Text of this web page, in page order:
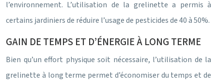
l’environnement. L’utilisation de la grelinette a permis à
certains jardiniers de réduire l’usage de pesticides de 40 à 50%.
GAIN DE TEMPS ET D’ÉNERGIE À LONG TERME
Bien qu’un effort physique soit nécessaire, l’utilisation de la
grelinette à long terme permet d’économiser du temps et de